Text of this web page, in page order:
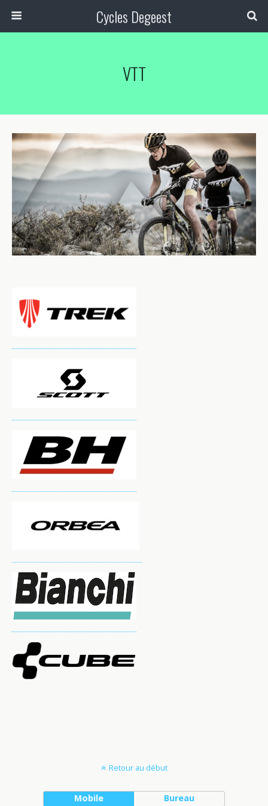
Cycles Degeest
VTT
Retour au début
Mobile Bureau